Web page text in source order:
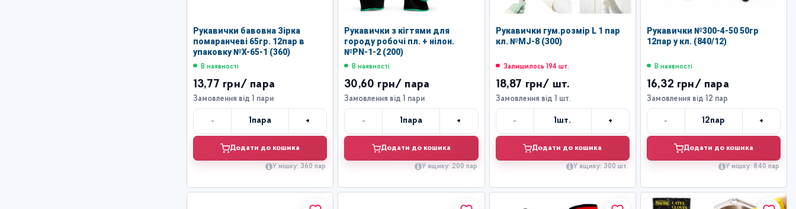
Рукавички бавовна Зірка
помаранчеві 65гр. 12пар в
упаковку №X-65-1 (360)
В наявності
13,77 грн/ пара
Замовлення від 1 пари
-
Кількість
1пара +
Додати до кошика
У мішку: 360 пар
Рукавички з кігтями для
городу робочі пл. + нілон.
№PN-1-2 (200)
В наявності
30,60 грн/ пара
Замовлення від 1 пари
-
Кількість
1пара +
Додати до кошика
У ящику: 200 пар
Рукавички гум.розмір L 1 пар
кл. №MJ-8 (300)
Залишилось 194 шт.
18,87 грн/ шт.
Замовлення від 1 шт.
- 1шт. +
Додати до кошика
У ящику: 300 шт.
Рукавички №300-4-50 50гр
12пар у кл. (840/12)
В наявності
16,32 грн/ пара
Замовлення від 12 пар
-
Кількість
12пар +
Додати до кошика
У мішку: 840 пар